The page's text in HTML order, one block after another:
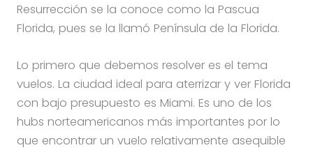
Resurrección se la conoce como la Pascua
Florida, pues se la llamó Península de la Florida.
Lo primero que debemos resolver es el tema
vuelos. La ciudad ideal para aterrizar y ver Florida
con bajo presupuesto es Miami. Es uno de los
hubs norteamericanos más importantes por lo
que encontrar un vuelo relativamente asequible